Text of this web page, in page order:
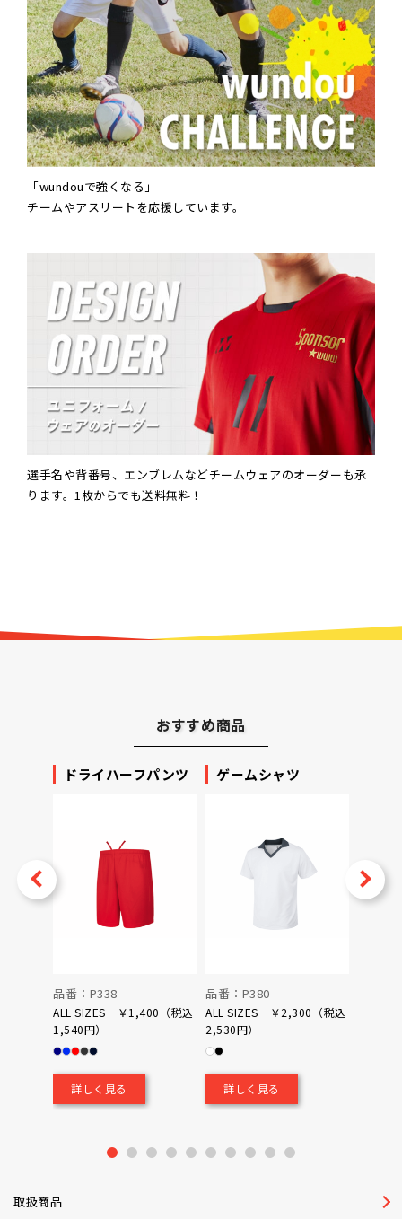
「wundouで強くなる」
チームやアスリートを応援しています。
選手名や背番号、エンブレムなどチームウェアのオーダーも承
ります。1枚からでも送料無料！
おすすめ商品
ドライハーフパンツ
品番：P338
ALL SIZES ￥1,400（税込
1,540円）
詳しく見る
ゲームシャツ
品番：P380
ALL SIZES ￥2,300（税込
2,530円）
詳しく見る
3 4 5 6 7 8 9 10
Next
取扱商品